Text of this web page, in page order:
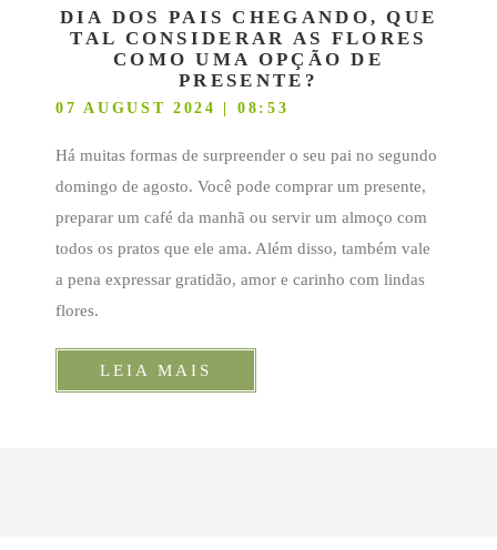
DIA DOS PAIS CHEGANDO, QUE
TAL CONSIDERAR AS FLORES
COMO UMA OPÇÃO DE
PRESENTE?
07 AUGUST 2024 | 08:53
Há muitas formas de surpreender o seu pai no segundo
domingo de agosto. Você pode comprar um presente,
preparar um café da manhã ou servir um almoço com
todos os pratos que ele ama. Além disso, também vale
a pena expressar gratidão, amor e carinho com lindas
flores.
LEIA MAIS